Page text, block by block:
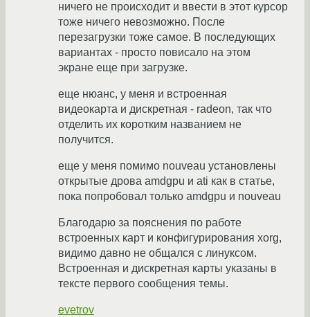
ничего не происходит и ввести в этот курсор
тоже ничего невозможно. После
перезагрузки тоже самое. В последующих
вариантах - просто повисало на этом
экране еще при загрузке.
еще нюанс, у меня и встроенная
видеокарта и дискретная - radeon, так что
отделить их коротким названием не
получится.
еще у меня помимо nouveau установлены
открытые дрова amdgpu и ati как в статье,
пока попробовал только amdgpu и nouveau
Благодарю за пояснения по работе
встроенных карт и конфигурирования xorg,
видимо давно не общался с линуксом.
Встроенная и дискретная карты указаны в
тексте первого сообщения темы.
evetrov